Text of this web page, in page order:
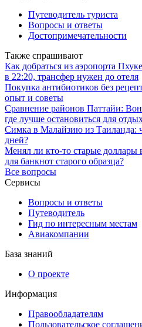
Путеводитель туриста
Вопросы и ответы
Достопримечательности
Также спрашивают
Как добраться из аэропорта
в 22:20, трансфер нужен до отеля
Покупка антибиотиков без
опыт и советы
Сравнение районов Паттайи:
где лучше остановиться для
Симка в Малайзию из Таиланда:
дней?
Менял ли кто-то старые доллары
для банкнот старого образца?
Все вопросы
Сервисы
Вопросы и ответы
Путеводитель
Гид по интересным местам
Авиакомпании
База знаний
О проекте
Информация
Правообладателям
Пользовательское